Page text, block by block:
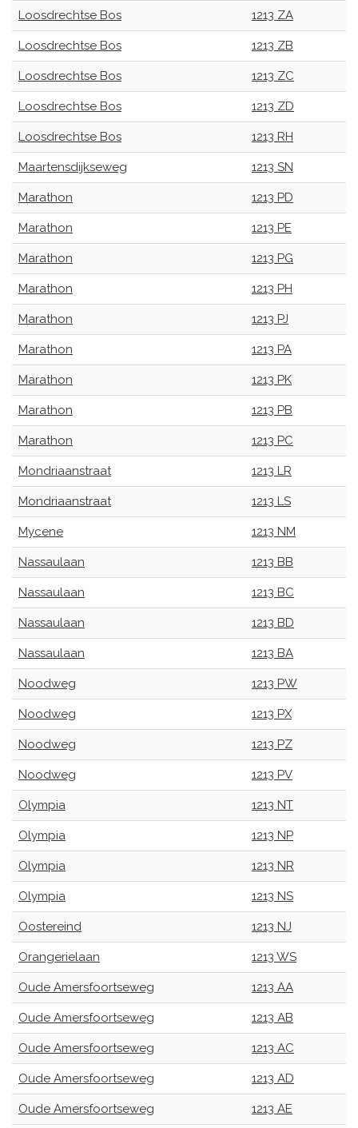
Loosdrechtse Bos 1213 ZA
Loosdrechtse Bos 1213 ZB
Loosdrechtse Bos 1213 ZC
Loosdrechtse Bos 1213 ZD
Loosdrechtse Bos 1213 RH
Maartensdijkseweg 1213 SN
Marathon 1213 PD
Marathon 1213 PE
Marathon 1213 PG
Marathon 1213 PH
Marathon 1213 PJ
Marathon 1213 PA
Marathon 1213 PK
Marathon 1213 PB
Marathon 1213 PC
Mondriaanstraat 1213 LR
Mondriaanstraat 1213 LS
Mycene 1213 NM
Nassaulaan 1213 BB
Nassaulaan 1213 BC
Nassaulaan 1213 BD
Nassaulaan 1213 BA
Noodweg 1213 PW
Noodweg 1213 PX
Noodweg 1213 PZ
Noodweg 1213 PV
Olympia 1213 NT
Olympia 1213 NP
Olympia 1213 NR
Olympia 1213 NS
Oostereind 1213 NJ
Orangerielaan 1213 WS
Oude Amersfoortseweg 1213 AA
Oude Amersfoortseweg 1213 AB
Oude Amersfoortseweg 1213 AC
Oude Amersfoortseweg 1213 AD
Oude Amersfoortseweg 1213 AE